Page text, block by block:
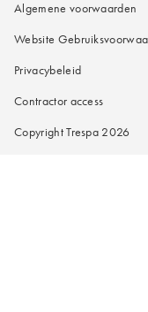
Algemene voorwaarden
Website
Privacybeleid
Contractor access
Copyright Trespa 2026